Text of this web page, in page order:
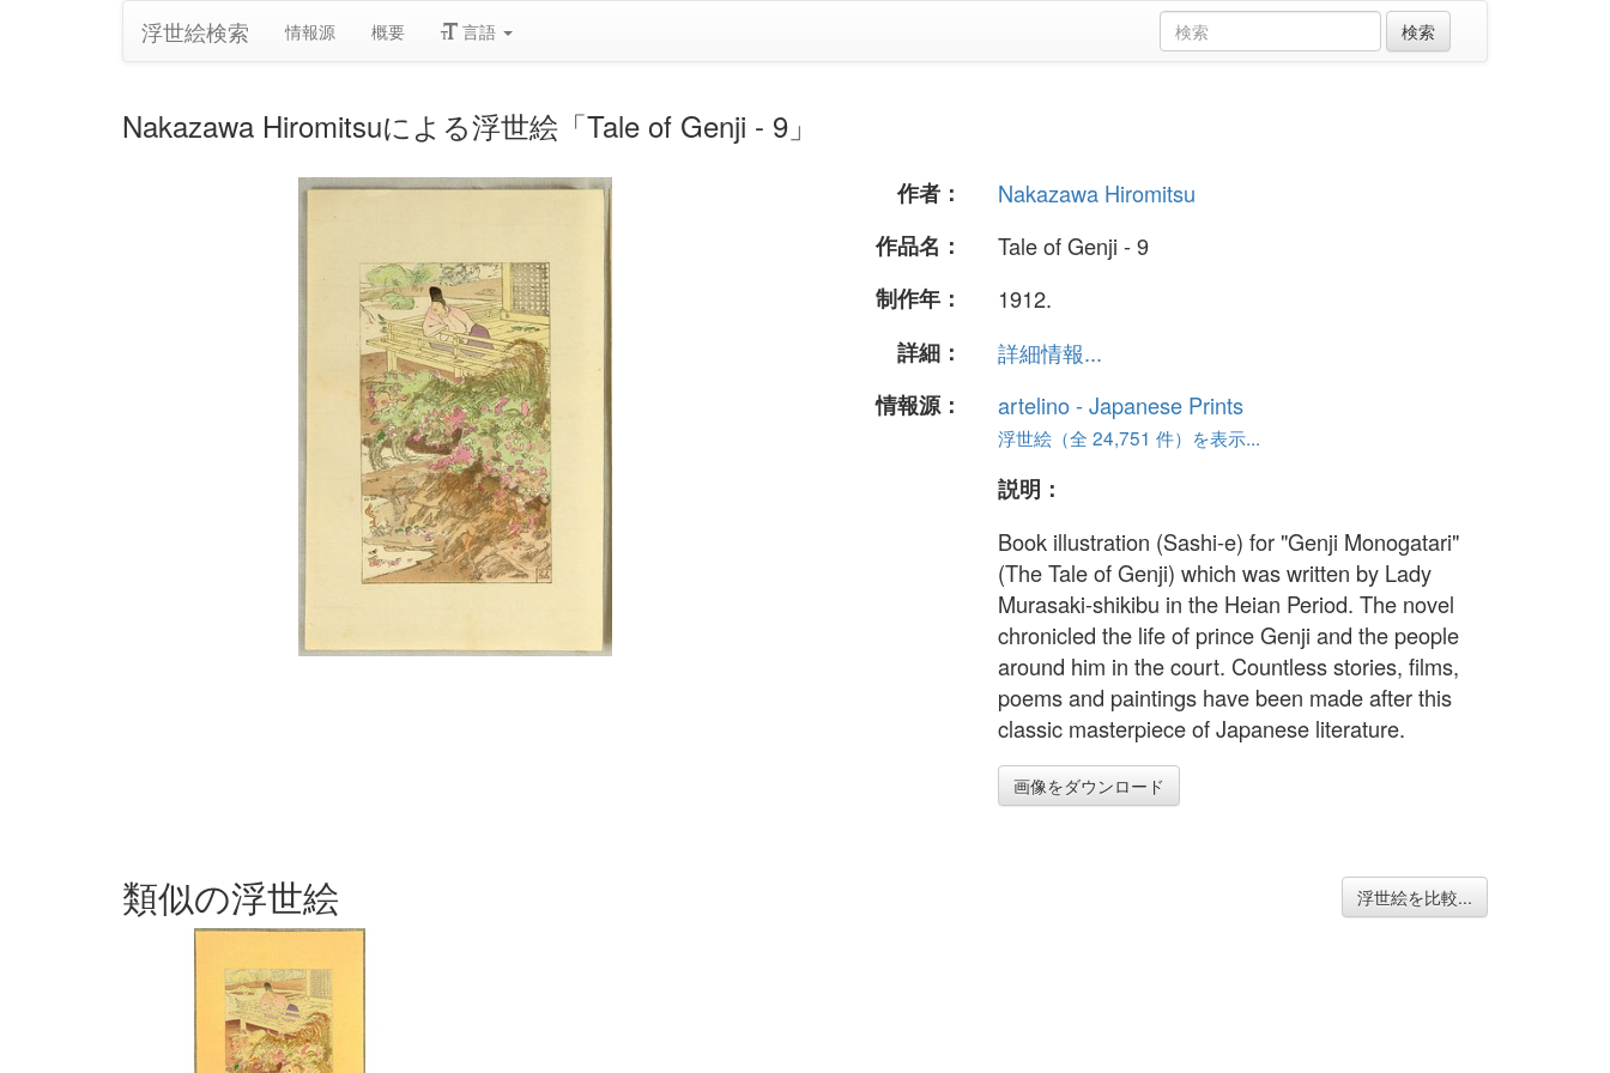
浮世絵検索 情報源 概要 言語
Nakazawa Hiromitsuによる浮世絵「Tale of Genji - 9」
作者：
Nakazawa Hiromitsu
作品名：
Tale of Genji - 9
制作年：
1912.
詳細：
詳細情報...
情報源：
artelino - Japanese Prints
浮世絵（全 24,751 件）を表示...
説明：
Book illustration (Sashi-e) for "Genji Monogatari"
(The Tale of Genji) which was written by Lady
Murasaki-shikibu in the Heian Period. The novel
chronicled the life of prince Genji and the people
around him in the court. Countless stories, films,
poems and paintings have been made after this
classic masterpiece of Japanese literature.
画像をダウンロード
類似の浮世絵 浮世絵を比較...